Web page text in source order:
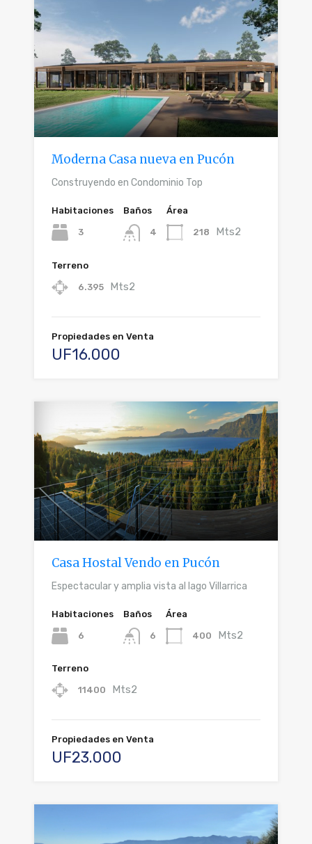
Moderna Casa nueva en Pucón
Construyendo en Condominio Top
Habitaciones
3
Baños
4
Área
218 Mts2
Terreno
6.395 Mts2
Propiedades en Venta
UF16.000
Casa Hostal Vendo en Pucón
Espectacular y amplia vista al lago Villarrica
Habitaciones
6
Baños
6
Área
400 Mts2
Terreno
11400 Mts2
Propiedades en Venta
UF23.000